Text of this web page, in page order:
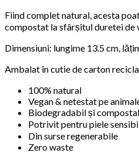
Fiind complet natural, acesta
compostat la sfârșitul duretei de
Dimensiuni: lungime 13.5 cm,
Ambalat în cutie de carton
100% natural
Vegan & netestat pe
Biodegradabil și
Potrivit pentru piele
Din surse regenerabile
Zero waste